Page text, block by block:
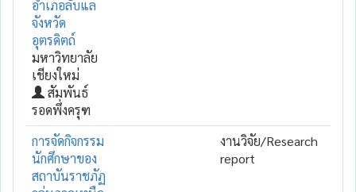
อำเภอลับแล
จังหวัด
อุตรดิตถ์
มหาวิทยาลัย
เชียงใหม่
สัมพันธ์
รอดพึ่งครุฑ
การจัดกิจกรรม
นักศึกษาของ
สถาบันราชภัฏ
งานวิจัย/Research
report